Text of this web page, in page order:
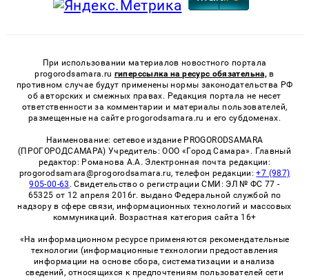
При использовании материалов новостного портала
progorodsamara.ru гиперссылка на ресурс обязательна, в
противном случае будут применены нормы законодательства РФ
об авторских и смежных правах. Редакция портала не несет
ответственности за комментарии и материалы пользователей,
размещенные на сайте progorodsamara.ru и его субдоменах.
Наименование: сетевое издание PROGORODSAMARA
(ПРОГОРОДСАМАРА) Учредитель: ООО «Город Самара». Главный
редактор: Романова А.А. Электронная почта редакции:
progorodsamara@progorodsamara.ru, телефон редакции:+7 (987)
905-00-63 . Свидетельство о регистрации СМИ: ЭЛ № ФС 77 -
65325 от 12 апреля 2016г. выдано Федеральной службой по
надзору в сфере связи, информационных технологий и массовых
коммуникаций. Возрастная категория сайта 16+
«На информационном ресурсе применяются рекомендательные
технологии (информационные технологии предоставления
информации на основе сбора, систематизации и анализа
сведений, относящихся к предпочтениям пользователей сети